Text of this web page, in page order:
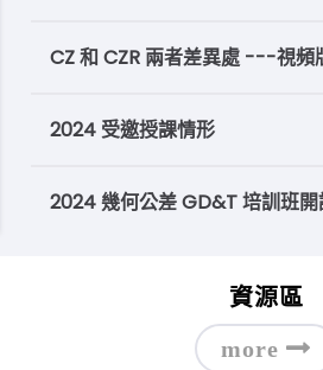
CZ 和 CZR 兩者差異處 ---視頻
2024 受邀授課情形
2024 幾何公差 GD&T 培訓班開
資源區